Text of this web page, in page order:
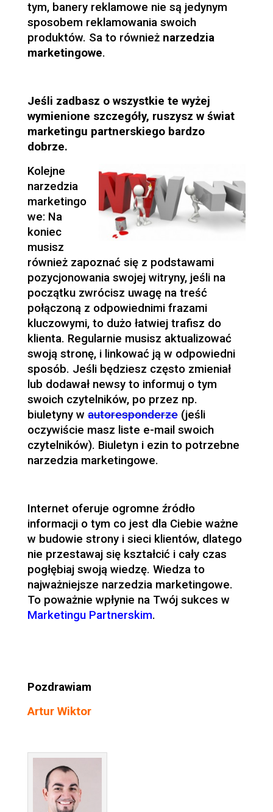
tym, banery reklamowe nie są jedynym
sposobem reklamowania swoich
produktów. Sa to również narzedzia
marketingowe.
Jeśli zadbasz o wszystkie te wyżej
wymienione szczegóły, ruszysz w świat
marketingu partnerskiego bardzo
dobrze.
Kolejne
narzedzia
marketingo
we: Na
koniec
musisz
również zapoznać się z podstawami
pozycjonowania swojej witryny, jeśli na
początku zwrócisz uwagę na treść
połączoną z odpowiednimi frazami
kluczowymi, to dużo łatwiej trafisz do
klienta. Regularnie musisz aktualizować
swoją stronę, i linkować ją w odpowiedni
sposób. Jeśli będziesz często zmieniał
lub dodawał newsy to informuj o tym
swoich czytelników, po przez np.
biuletyny w autoresponderze(jeśli
oczywiście masz liste e-mail swoich
czytelników). Biuletyn i ezin to potrzebne
narzedzia marketingowe.
Internet oferuje ogromne źródło
informacji o tym co jest dla Ciebie ważne
w budowie strony i sieci klientów, dlatego
nie przestawaj się kształcić i cały czas
pogłębiaj swoją wiedzę. Wiedza to
najważniejsze narzedzia marketingowe.
To poważnie wpłynie na Twój sukces w
Marketingu Partnerskim.
Pozdrawiam
Artur Wiktor